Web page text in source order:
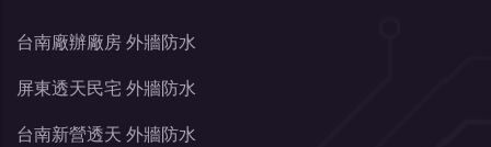
台南廠辦廠房 外牆防水
屏東透天民宅 外牆防水
台南新營透天 外牆防水